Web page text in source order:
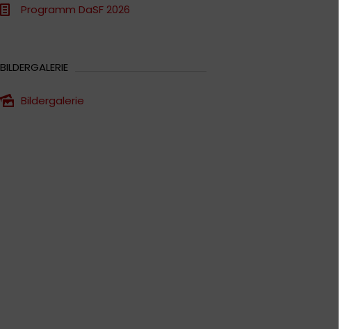
Programm DaSF 2026
BILDERGALERIE
Bildergalerie